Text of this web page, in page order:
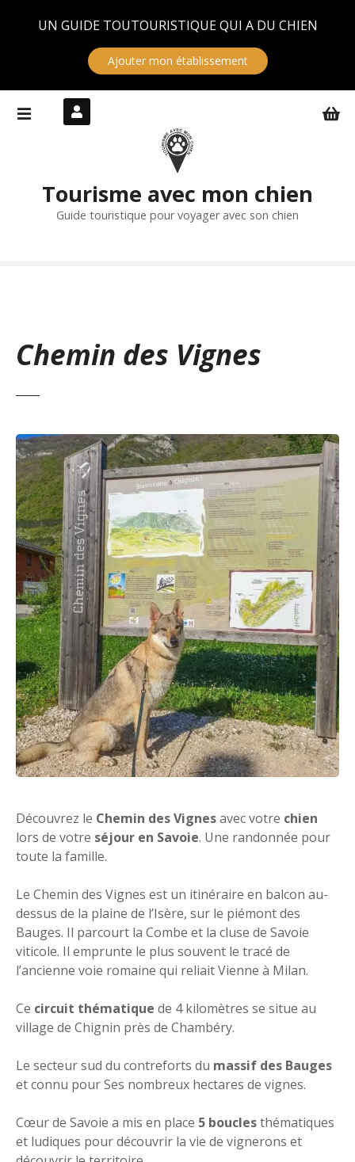
UN GUIDE TOUTOURISTIQUE QUI A DU CHIEN
Ajouter mon établissement
Tourisme avec mon chien
Guide touristique pour voyager avec son chien
Chemin des Vignes
Découvrez le Chemin des Vignesavec votre chien
lors de votre séjour en Savoie. Une randonnée pour
toute la famille.
Le Chemin des Vignes est un itinéraire en balcon au-
dessus de la plaine de l’Isère, sur le piémont des
Bauges. Il parcourt la Combe et la cluse de Savoie
viticole. Il emprunte le plus souvent le tracé de
l’ancienne voie romaine qui reliait Vienne à Milan.
Ce circuit thématique de 4 kilomètres se situe au
village de Chignin près de Chambéry.
Le secteur sud du contreforts du massif des Bauges
et connu pour Ses nombreux hectares de vignes.
Cœur de Savoie a mis en place 5 bouclesthématiques
et ludiques pour découvrir la vie de vignerons et